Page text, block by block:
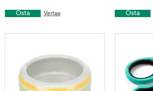
Osta Vertaa Osta